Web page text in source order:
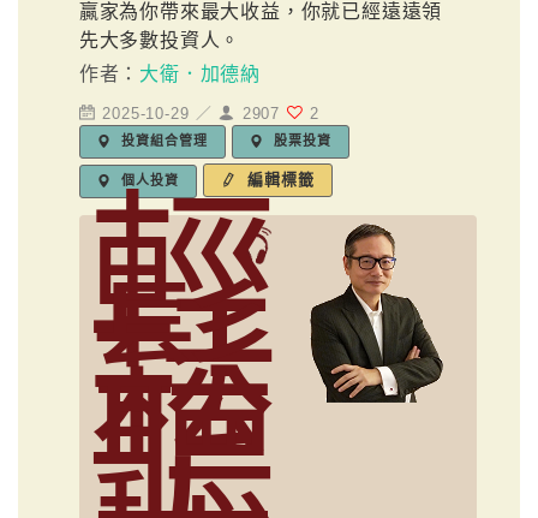
贏家為你帶來最大收益，你就已經遠遠領
先大多數投資人。
作者： 大衛．加德納
2025-10-29 ／ 2907 2
投資組合管理 股票投資
個人投資 編輯標籤
輕
鬆
聽